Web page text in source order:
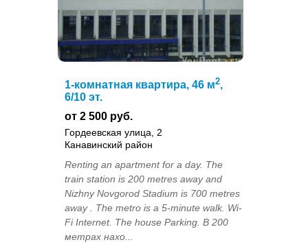
1-комнатная квартира, 46 м2,
6/10 эт.
от 2 500 руб.
Гордеевская улица, 2
Канавинский район
Renting an apartment for a day. The
train station is 200 metres away and
Nizhny Novgorod Stadium is 700 metres
away . The metro is a 5-minute walk. Wi-
Fi Internet. The house Parking. В 200
метрах нахо...